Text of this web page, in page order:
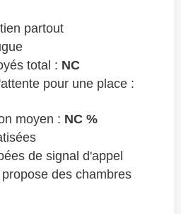
partout
total : NC
pour une place :
moyen : NC %
de signal d'appel
des chambres